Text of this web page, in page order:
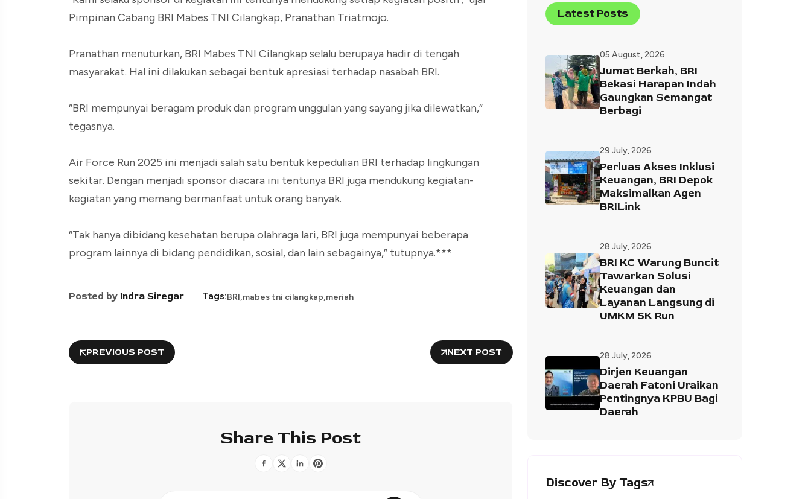
Pimpinan Cabang BRI Mabes TNI Cilangkap, Pranathan Triatmojo.
Pranathan menuturkan, BRI Mabes TNI Cilangkap selalu berupaya hadir di tengah
masyarakat. Hal ini dilakukan sebagai bentuk apresiasi terhadap nasabah BRI.
“BRI mempunyai beragam produk dan program unggulan yang sayang jika dilewatkan,”
tegasnya.
Air Force Run 2025 ini menjadi salah satu bentuk kepedulian BRI terhadap lingkungan
sekitar. Dengan menjadi sponsor diacara ini tentunya BRI juga mendukung kegiatan-
kegiatan yang memang bermanfaat untuk orang banyak.
“Tak hanya dibidang kesehatan berupa olahraga lari, BRI juga mempunyai beberapa
program lainnya di bidang pendidikan, sosial, dan lain sebagainya,” tutupnya.***
Posted by Indra Siregar Tags:BRI,mabes tni cilangkap,meriah
PREVIOUS POST NEXT POST
Share This Post
Latest Posts
05 August, 2026
Jumat Berkah, BRI
Bekasi Harapan Indah
Gaungkan Semangat
Berbagi
29 July, 2026
Perluas Akses Inklusi
Keuangan, BRI Depok
Maksimalkan Agen
BRILink
28 July, 2026
BRI KC Warung Buncit
Tawarkan Solusi
Keuangan dan
Layanan Langsung di
UMKM 5K Run
28 July, 2026
Dirjen Keuangan
Daerah Fatoni Uraikan
Pentingnya KPBU Bagi
Daerah
Discover By Tags